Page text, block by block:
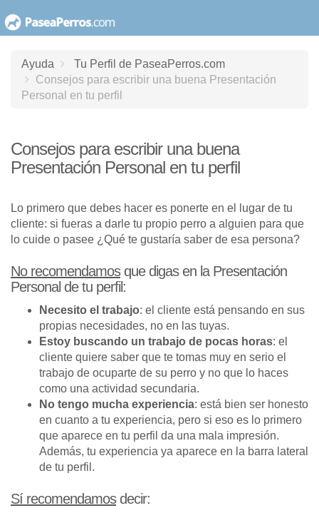
al
contenido
Ayuda
Tu Perfil de PaseaPerros.com
Consejos para escribir una buena Presentación
Personal en tu perfil
Consejos para escribir una buena
Presentación Personal en tu perfil
Lo primero que debes hacer es ponerte en el lugar de tu
cliente: si fueras a darle tu propio perro a alguien para que
lo cuide o pasee ¿Qué te gustaría saber de esa persona?
No recomendamosque digas en la Presentación
Personal de tu perfil:
Necesito el trabajo: el cliente está pensando en sus
propias necesidades, no en las tuyas.
Estoy buscando un trabajo de pocas horas: el
cliente quiere saber que te tomas muy en serio el
trabajo de ocuparte de su perro y no que lo haces
como una actividad secundaria.
No tengo mucha experiencia: está bien ser honesto
en cuanto a tu experiencia, pero si eso es lo primero
que aparece en tu perfil da una mala impresión.
Además, tu experiencia ya aparece en la barra lateral
de tu perfil.
Sí recomendamosdecir: